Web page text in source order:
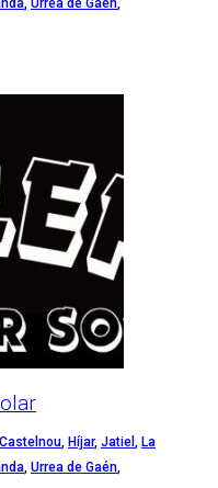
, Urrea de Gaén,
Castelnou, Híjar, Jatiel , La
, Urrea de Gaén,